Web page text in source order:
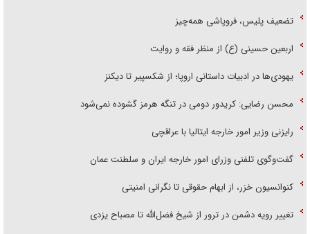
تضعیف پلیس، فروپاشی همه‌چیز
اربعین حسینی (ع) از منظر فقه و روایت
یهودی‌ها در ادبیات داستانی اروپا؛ از شکسپیر تا دیکنز
محسن رضایی: کریدور دومی در تنگه هرمز گشوده نمی‌شود
رایزنی وزیر امور خارجه ایتالیا با عراقچی
گفت‌وگوی تلفنی وزرای امور خارجه ایران و سلطنت عمان
کنوانسیون خزر، از ابهام حقوقی تا نگرانی امنیتی
تغییر رویه دشمن در ترور از شیخ فضل‌الله تا مصباح یزدی